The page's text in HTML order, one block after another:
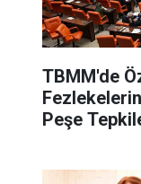
TBMM'de
Peşe